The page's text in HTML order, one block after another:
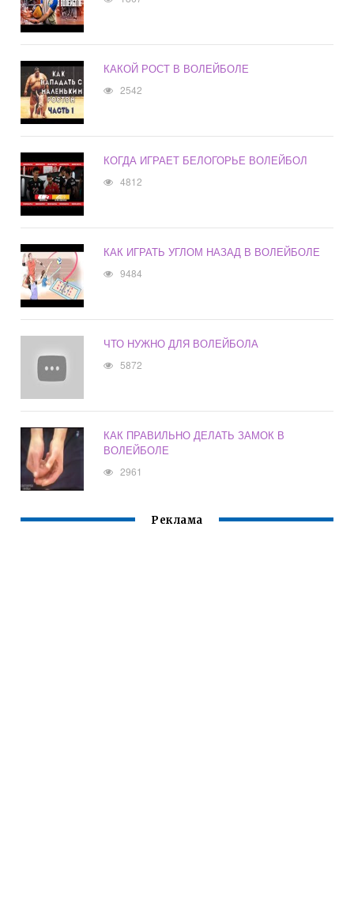
КАКОЙ РОСТ В ВОЛЕЙБОЛЕ
2542
КОГДА ИГРАЕТ БЕЛОГОРЬЕ ВОЛЕЙБОЛ
4812
КАК ИГРАТЬ УГЛОМ НАЗАД В ВОЛЕЙБОЛЕ
9484
ЧТО НУЖНО ДЛЯ ВОЛЕЙБОЛА
5872
КАК ПРАВИЛЬНО ДЕЛАТЬ ЗАМОК В
ВОЛЕЙБОЛЕ
2961
Реклама